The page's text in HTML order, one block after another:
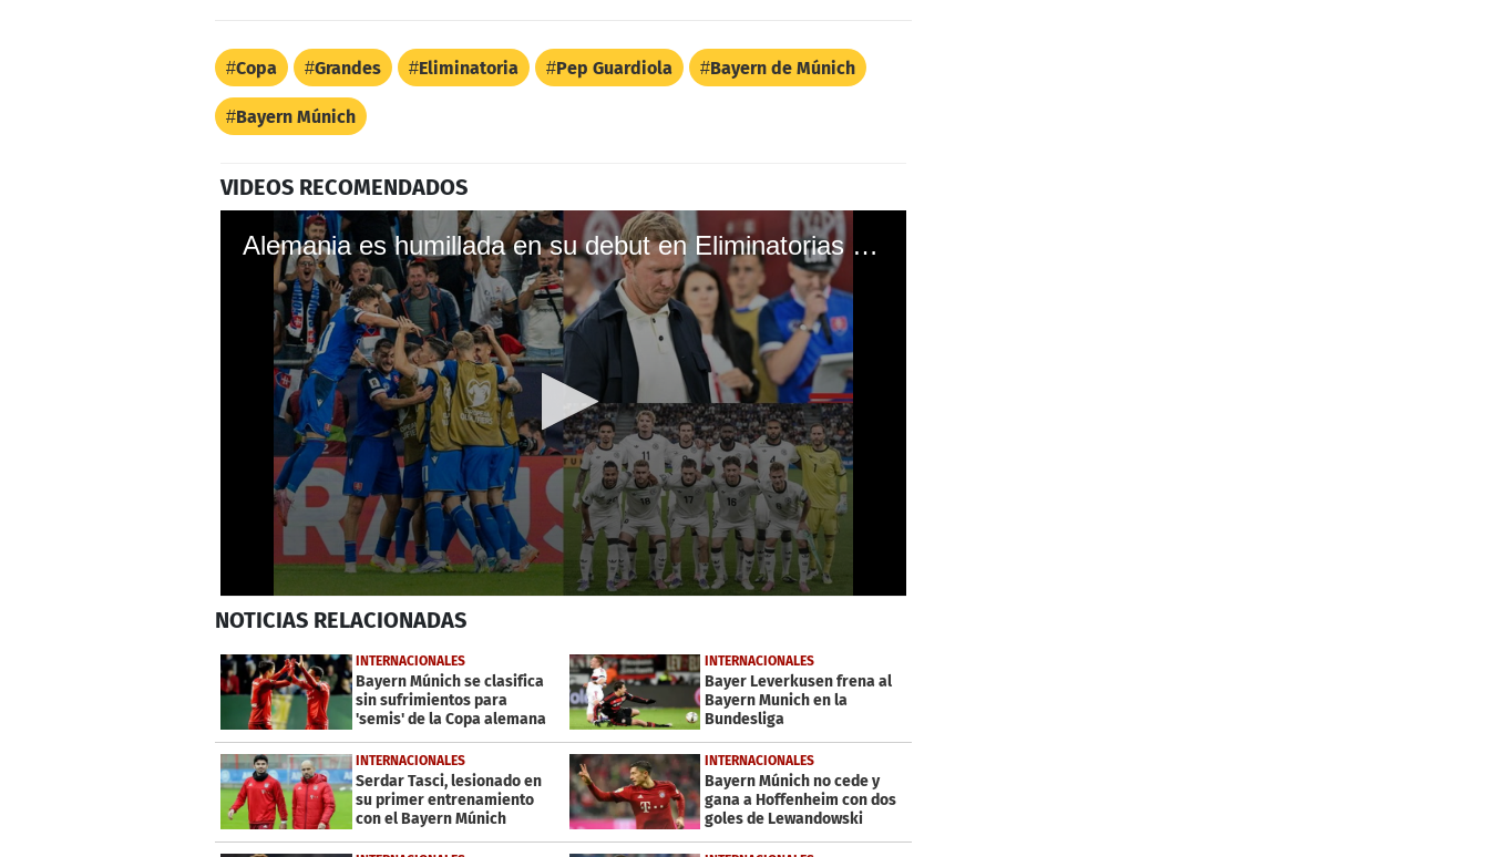
Copa Grandes Eliminatoria Pep Guardiola Bayern de Múnich
Bayern Múnich
VIDEOS RECOMENDADOS
Alemania es humillada en su debut en Eliminatorias Mundialistas ante selección modesta
seconds
1
minute,
43
secondsVolume
0%
NOTICIAS RELACIONADAS
INTERNACIONALES
Bayern Múnich se clasifica
sin sufrimientos para
'semis' de la Copa alemana
INTERNACIONALES
Bayer Leverkusen frena al
Bayern Munich en la
Bundesliga
INTERNACIONALES
Serdar Tasci, lesionado en
su primer entrenamiento
con el Bayern Múnich
INTERNACIONALES
Bayern Múnich no cede y
gana a Hoffenheim con dos
goles de Lewandowski